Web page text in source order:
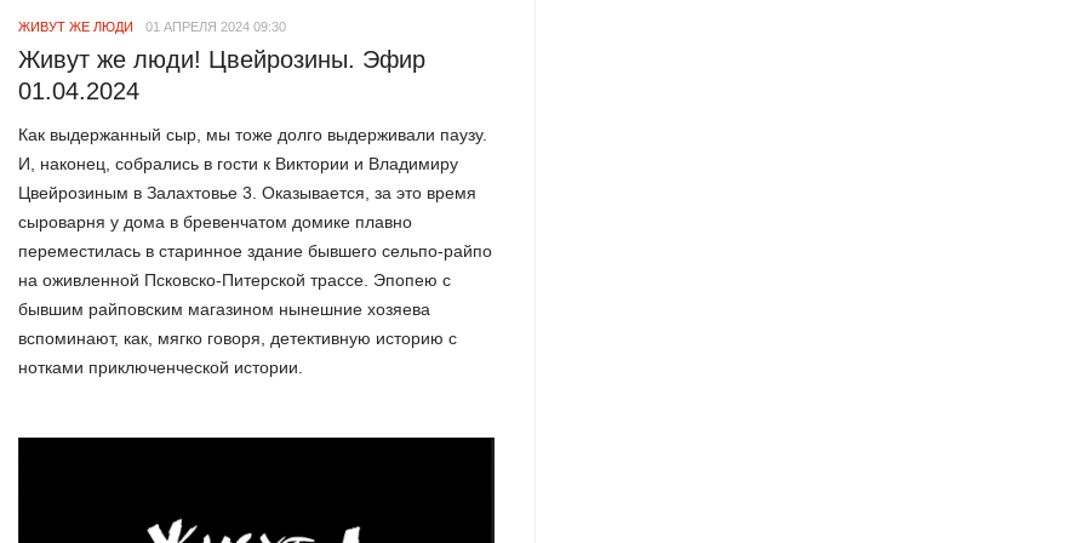
ЖИВУТ ЖЕ ЛЮДИ 01 АПРЕЛЯ 2024 09:30
Живут же люди! Цвейрозины. Эфир
01.04.2024
Как выдержанный сыр, мы тоже долго выдерживали паузу.
И, наконец, собрались в гости к Виктории и Владимиру
Цвейрозиным в Залахтовье 3. Оказывается, за это время
сыроварня у дома в бревенчатом домике плавно
переместилась в старинное здание бывшего сельпо-райпо
на оживленной Псковско-Питерской трассе. Эпопею с
бывшим райповским магазином нынешние хозяева
вспоминают, как, мягко говоря, детективную историю с
нотками приключенческой истории.